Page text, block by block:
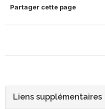
Partager cette page
Liens supplémentaires